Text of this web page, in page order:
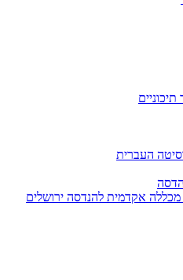
העברית
מכללה אקדמית להנדסה ירושלים